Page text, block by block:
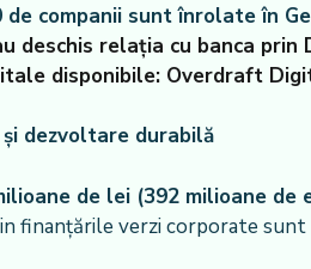
de companii sunt înrolate în
deschis relația cu banca
disponibile: Overdraft
dezvoltare durabilă
de lei (392 milioane
finanțările verzi corporate